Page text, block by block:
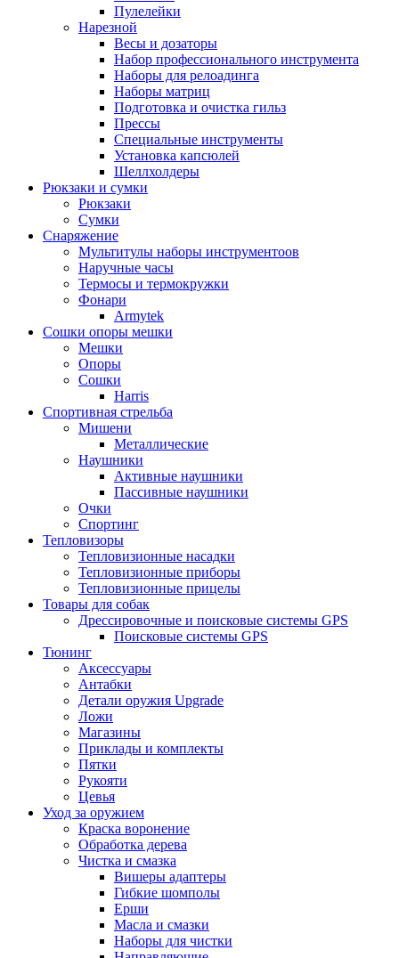
Пулелейки
Нарезной
Весы и дозаторы
Набор профессионального инструмента
Наборы для релоадинга
Наборы матриц
Подготовка и очистка гильз
Прессы
Специальные инструменты
Установка капсюлей
Шеллхолдеры
Рюкзаки и сумки
Рюкзаки
Сумки
Снаряжение
Мультитулы наборы инструментоов
Наручные часы
Термосы и термокружки
Фонари
Armytek
Сошки опоры мешки
Мешки
Опоры
Сошки
Harris
Спортивная стрельба
Мишени
Металлические
Наушники
Активные наушники
Пассивные наушники
Очки
Спортинг
Тепловизоры
Тепловизионные насадки
Тепловизионные приборы
Тепловизионные прицелы
Товары для собак
Дрессировочные и поисковые системы GPS
Поисковые системы GPS
Тюнинг
Аксессуары
Антабки
Детали оружия Upgrade
Ложи
Магазины
Приклады и комплекты
Пятки
Рукояти
Цевья
Уход за оружием
Краска воронение
Обработка дерева
Чистка и смазка
Вишеры адаптеры
Гибкие шомполы
Ерши
Масла и смазки
Наборы для чистки